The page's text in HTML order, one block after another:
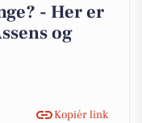
- Her er
og
Kopiér link